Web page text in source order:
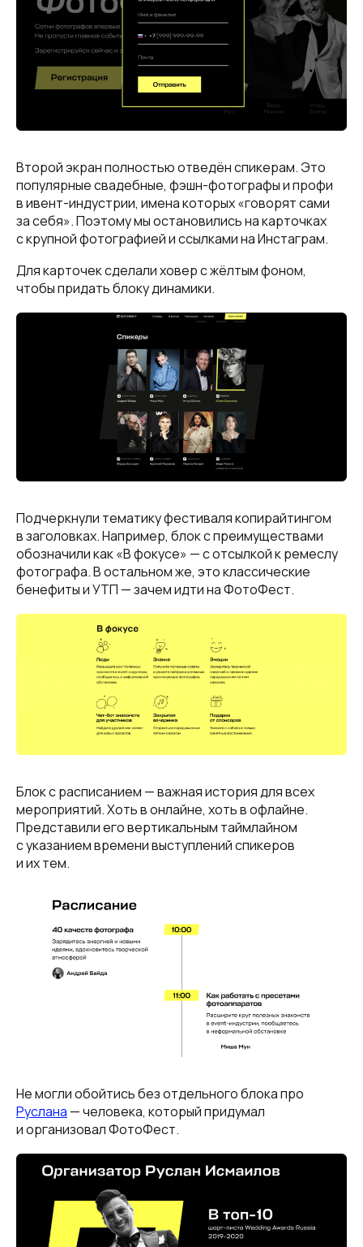
Второй экран полностью отведён спикерам. Это
популярные свадебные, фэшн-фотографы и профи
в ивент-индустрии, имена которых «говорят сами
за себя». Поэтому мы остановились на карточках
с крупной фотографией и ссылками на Инстаграм.
Для карточек сделали ховер с жёлтым фоном,
чтобы придать блоку динамики.
Подчеркнули тематику фестиваля копирайтингом
в заголовках. Например, блок с преимуществами
обозначили как «В фокусе» — с отсылкой к ремеслу
фотографа. В остальном же, это классические
бенефиты и УТП — зачем идти на ФотоФест.
Блок с расписанием — важная история для всех
мероприятий. Хоть в онлайне, хоть в офлайне.
Представили его вертикальным таймлайном
с указанием времени выступлений спикеров
и их тем.
Не могли обойтись без отдельного блока про
Руслана — человека, который придумал
и организовал ФотоФест.